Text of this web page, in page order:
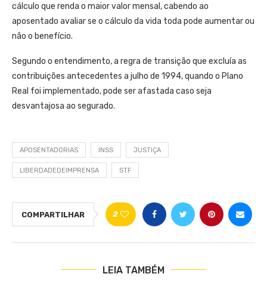
cálculo que renda o maior valor mensal, cabendo ao
aposentado avaliar se o cálculo da vida toda pode aumentar ou
não o benefício.
Segundo o entendimento, a regra de transição que excluía as
contribuições antecedentes a julho de 1994, quando o Plano
Real foi implementado, pode ser afastada caso seja
desvantajosa ao segurado.
APOSENTADORIAS INSS JUSTIÇA
LIBERDADEDEIMPRENSA STF
COMPARTILHAR 2
LEIA TAMBÉM